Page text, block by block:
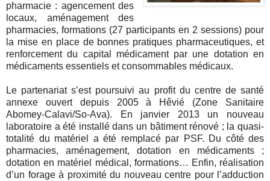
pharmacie : agencement des
locaux, aménagement des
pharmacies, formations (27 participants en 2 sessions) pour
la mise en place de bonnes pratiques pharmaceutiques, et
renforcement du capital médicament par une dotation en
médicaments essentiels et consommables médicaux.
Le partenariat s’est poursuivi au profit du centre de santé
annexe ouvert depuis 2005 à Hêvié (Zone Sanitaire
Abomey-Calavi/So-Ava). En janvier 2013 un nouveau
laboratoire a été installé dans un bâtiment rénové ; la quasi-
totalité du matériel a été remplacé par PSF. Du côté des
pharmacies, aménagement, dotation en médicaments ;
dotation en matériel médical, formations… Enfin, réalisation
d’un forage à proximité du nouveau centre pour l’adduction